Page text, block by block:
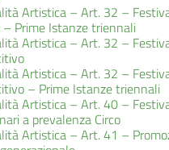
Artistica – Art. 32 –
Prime Istanze triennali
Artistica – Art. 32 –
Artistica – Art. 32 –
– Prime Istanze triennali
Artistica – Art. 40 –
a prevalenza Circo
Artistica – Art. 41 –